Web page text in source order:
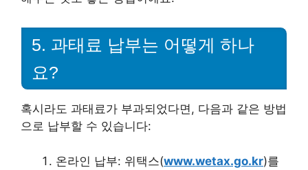
5. 과태료 납부는 어떻게 하나
요?
혹시라도 과태료가 부과되었다면, 다음과 같은 방법
으로 납부할 수 있습니다:
온라인 납부: 위택스(www.wetax.go.kr)를